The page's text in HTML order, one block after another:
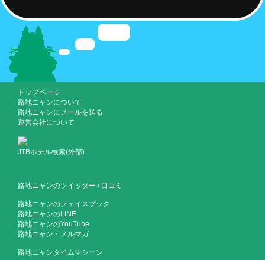
トップページ
路地ニャンについて
路地ニャンにメールを送る
運営会社について
JTBホテル検索(外部)
路地ニャンのツイッター / 口コミ
路地ニャンのフェイスブック
路地ニャンのLINE
路地ニャンのYouTube
路地ニャン・メルマガ
路地ニャンタイムマシーン